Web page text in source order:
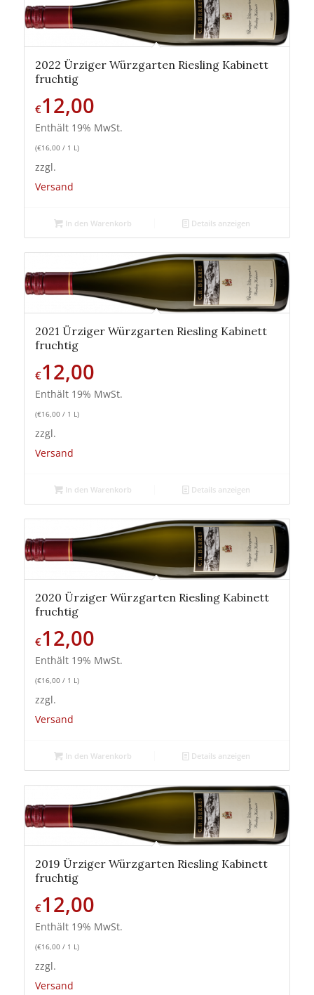
2022 Ürziger Würzgarten Riesling Kabinett
fruchtig
€12,00
Enthält 19% MwSt.
(€16,00/ 1 L)
zzgl.
Versand
In den Warenkorb Details anzeigen
2021 Ürziger Würzgarten Riesling Kabinett
fruchtig
€12,00
Enthält 19% MwSt.
(€16,00/ 1 L)
zzgl.
Versand
In den Warenkorb Details anzeigen
2020 Ürziger Würzgarten Riesling Kabinett
fruchtig
€12,00
Enthält 19% MwSt.
(€16,00/ 1 L)
zzgl.
Versand
In den Warenkorb Details anzeigen
2019 Ürziger Würzgarten Riesling Kabinett
fruchtig
€12,00
Enthält 19% MwSt.
(€16,00/ 1 L)
zzgl.
Versand